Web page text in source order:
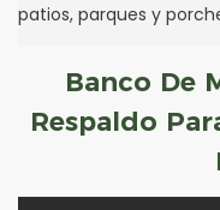
patios, parques y
Banco De
Respaldo